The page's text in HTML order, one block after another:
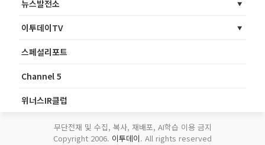
뉴스발전소
이투데이TV
스페셜리포트
Channel 5
위너스IR클럽
무단전재 및 수집, 복사, 재배포, AI학습 이용 금지
Copyright 2006. 이투데이. All rights reserved